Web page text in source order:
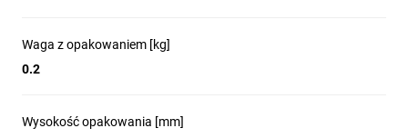
Waga z opakowaniem [kg]
0.2
Wysokość opakowania [mm]